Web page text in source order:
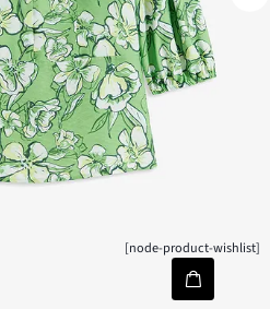
[node-product-wishlist]